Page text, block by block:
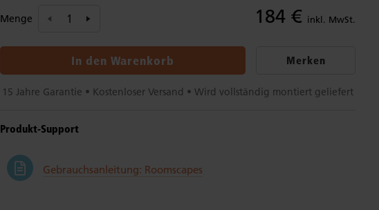
Menge 184 € inkl. MwSt.
In den Warenkorb Merken
15 Jahre Garantie • Kostenloser Versand • Wird vollständig montiert geliefert
Produkt-Support
Gebrauchsanleitung: Roomscapes